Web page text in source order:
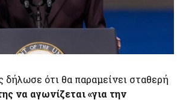
ότι θα παραμείνει σταθερή
να αγωνίζεται «για την